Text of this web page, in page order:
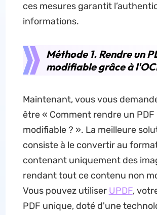
ces mesures garantit
informations.
Méthode 1. Rendre un
modifiable grâce à
Maintenant, vous vous
être « Comment rendre un PDF
modifiable ? ». La meilleure
consiste à le convertir au
contenant uniquement des
rendant tout ce contenu non
Vous pouvez utiliser UPDF,
PDF unique, doté d'une